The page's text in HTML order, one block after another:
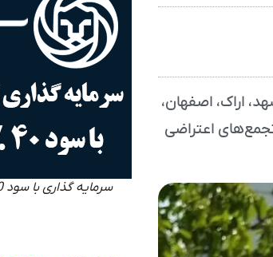
اراک، اصفهان،
اعتراضی
سرمایه گذاری با سود 40% تضمین شده